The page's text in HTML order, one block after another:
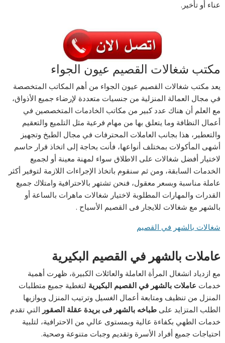
عناء أو تأخير.
مكتب شغالات القصيم عيون الجواء
يعد مكتب شغالات القصيم عيون الجواء من أهم المكاتب المتخصصة
في مجال العمالة المنزلية من جنسيات متعددة لإرضاء جميع الأذواق،
مع العلم أن هناك عدد كبير من مكاتب الخادمات المتخصصين في
أعمال النظافة وما يتعلق بها من مهام فرعية مثل التلميع والتعقيم
والتعطير، هذا بجانب العاملات المحترفات في مجال الطبخ وتجهيز
أشهى المأكولات بمختلف أنواعها، فأنت بحاجة إلى اتخاذ قرار حاسم
لاختيار أفضل شغالات على الاطلاق سواء لمهنة معينة أو لجميع
الخدمات السابقة، ومن ثم سنقوم باتخاذ الإجراءات اللازمة لتوفير أكثر
عاملة مناسبة وبسعر معقول، فنحن تشتهر بالاحترافية وامتلاك جميع
القدرات والمهارات المطلوبة لاختيار شغالات ماهرات بالساعة أو
بالشهر مع شغالات للايجار فى القصيم الأسياح .
شغالات بالشهر في القصيم
عاملات بالشهر في القصيم البكيرية
مع ازدياد انشغال المرأة العاملة والعائلات الكبيرة، ظهرت أهمية
خدمات عاملات بالشهر في القصيم البكيرية لتغطية جميع متطلبات
المنزل من تنظيف ومتابعة أعمال الغسيل وترتيب المنزل ويوازيها
الطلب المتزايد علىطباخه بالشهر فى بريدة عقلة الصقور التي تقدم
خدمات الطهي بكفاءة عالية وبمستوى عالي من الاحترافية، لتلبية
احتياجات جميع أفراد الأسرة وتقديم وجبات متنوعة وصحية.